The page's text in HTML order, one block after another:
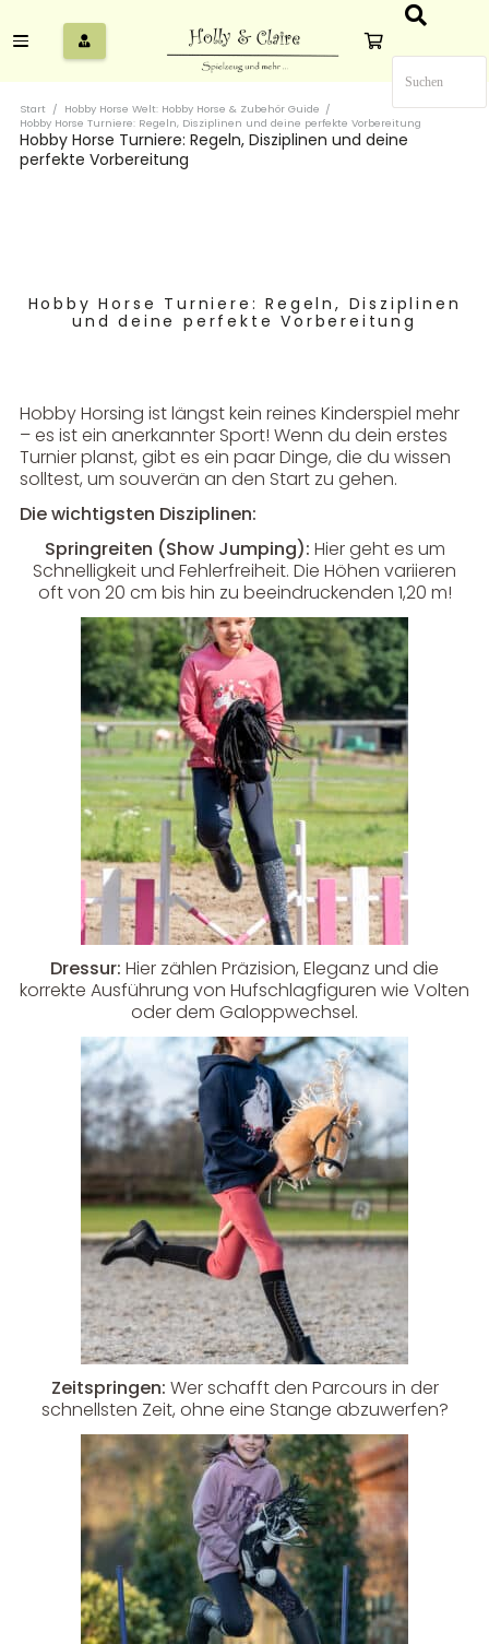
Start / Hobby Horse Welt: Hobby Horse & Zubehör Guide /
Hobby Horse Turniere: Regeln, Disziplinen und deine perfekte Vorbereitung
Hobby Horse Turniere: Regeln, Disziplinen und deine
perfekte Vorbereitung
Hobby Horse Turniere: Regeln, Disziplinen
und deine perfekte Vorbereitung
Hobby Horsing ist längst kein reines Kinderspiel mehr
– es ist ein anerkannter Sport! Wenn du dein erstes
Turnier planst, gibt es ein paar Dinge, die du wissen
solltest, um souverän an den Start zu gehen.
Die wichtigsten Disziplinen:
Springreiten (Show Jumping): Hier geht es um
Schnelligkeit und Fehlerfreiheit. Die Höhen variieren
oft von 20 cm bis hin zu beeindruckenden 1,20 m!
Dressur: Hier zählen Präzision, Eleganz und die
korrekte Ausführung von Hufschlagfiguren wie Volten
oder dem Galoppwechsel.
Zeitspringen: Wer schafft den Parcours in der
schnellsten Zeit, ohne eine Stange abzuwerfen?